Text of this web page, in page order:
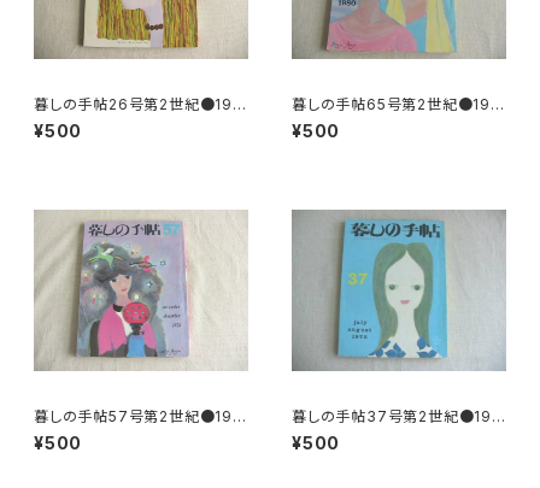
暮しの手帖26号第2世紀●197
3
¥500
暮しの手帖65号第2世紀●197
8
¥500
暮しの手帖57号第2世紀●197
8
¥500
暮しの手帖37号第2世紀●197
5
¥500